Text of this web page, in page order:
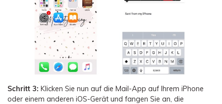
Schritt 3: Klicken Sie nun auf die Mail-App auf Ihrem iPhone
oder einem anderen iOS-Gerät und fangen Sie an, die